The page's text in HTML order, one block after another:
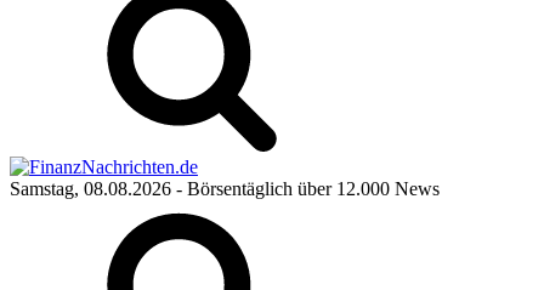
Samstag, 08.08.2026 - Börsentäglich über 12.000 News